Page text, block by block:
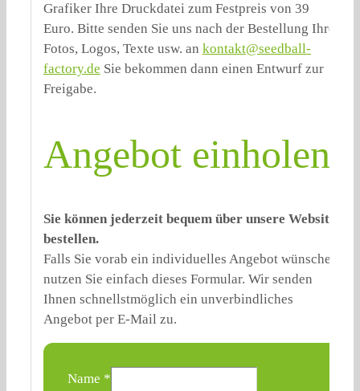
Grafiker Ihre Druckdatei zum Festpreis von 39
Euro. Bitte senden Sie uns nach der Bestellung Ihre
Fotos, Logos, Texte usw. an kontakt@seedball-
factory.de Sie bekommen dann einen Entwurf zur
Freigabe.
Angebot einholen:
Sie können jederzeit bequem über unsere Website
bestellen.
Falls Sie vorab ein individuelles Angebot wünschen,
nutzen Sie einfach dieses Formular. Wir senden
Ihnen schnellstmöglich ein unverbindliches
Angebot per E-Mail zu.
Name *